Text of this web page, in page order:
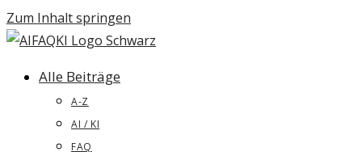
Zum Inhalt springen
Alle Beiträge
A-Z
AI / KI
FAQ